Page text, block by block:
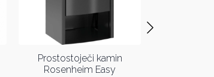
Prostostoječi kamin
Rosenheim Easy